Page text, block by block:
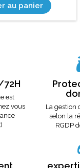
au panier
est
vous
La gestion
selon la
RGDP